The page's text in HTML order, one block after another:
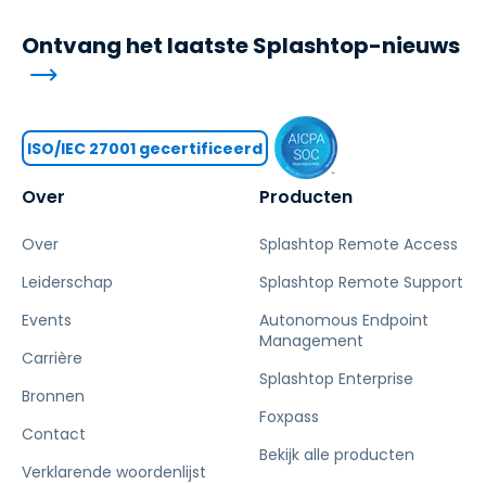
Over
Over
Leiderschap
Events
Carrière
Bronnen
Contact
Verklarende woordenlijst
Producten
Splashtop Remote Access
Splashtop Remote Support
Autonomous Endpoint
Management
Splashtop Enterprise
Foxpass
Bekijk alle producten
Ontvang het laatste Splashtop-nieuws
ISO/IEC 27001 gecertificeerd